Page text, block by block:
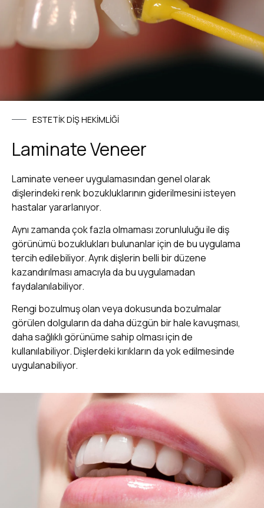
ESTETİK DİŞ HEKİMLİĞİ
Laminate Veneer
Laminate veneer uygulamasından genel olarak
dişlerindeki renk bozukluklarının giderilmesini isteyen
hastalar yararlanıyor.
Aynı zamanda çok fazla olmaması zorunluluğu ile diş
görünümü bozuklukları bulunanlar için de bu uygulama
tercih edilebiliyor. Ayrık dişlerin belli bir düzene
kazandırılması amacıyla da bu uygulamadan
faydalanılabiliyor.
Rengi bozulmuş olan veya dokusunda bozulmalar
görülen dolguların da daha düzgün bir hale kavuşması,
daha sağlıklı görünüme sahip olması için de
kullanılabiliyor. Dişlerdeki kırıkların da yok edilmesinde
uygulanabiliyor.